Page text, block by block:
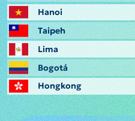
Hanoi
Taipeh
Lima
Bogotá
Hongkong